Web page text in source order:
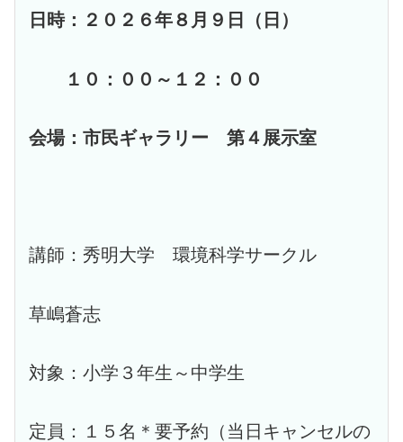
日時：２０２６年８月９日（日）
１０：００～１２：００
会場：市民ギャラリー 第４展示室
講師：秀明大学 環境科学サークル
草嶋蒼志
対象：小学３年生～中学生
定員：１５名＊要予約（当日キャンセルの